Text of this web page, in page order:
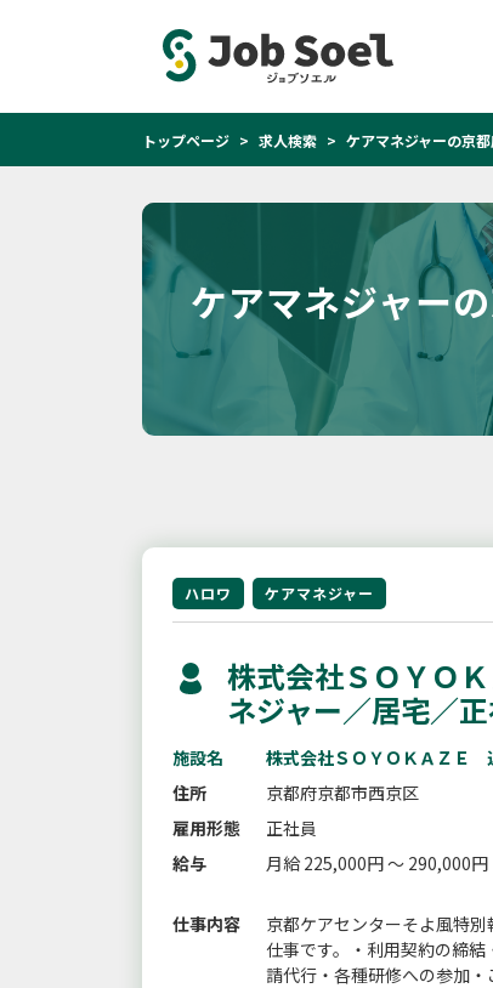
トップページ 求人検索 ケアマネジャーの京
ケアマネジャー
ハロワ ケアマネジャー
株式会社ＳＯＹＯ
ネジャー／居宅／
施設名
株式会社ＳＯＹＯＫＡＺＥ
住所
京都府京都市西京区
雇用形態
正社員
給与
月給 225,000円 ～ 290,000円
仕事内容
京都ケアセンターそよ風特
仕事です。・利用契約の締
請代行・各種研修への参加